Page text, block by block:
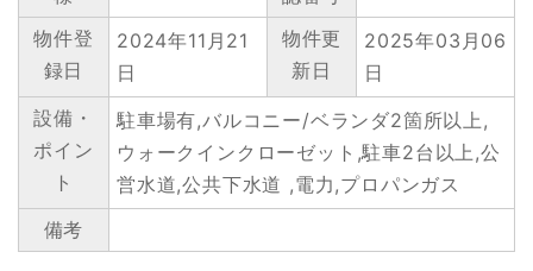
物件登
録日
2024年11月21
日
物件更
新日
2025年03月06
日
設備・
ポイン
ト
駐車場有,バルコニー/ベランダ2箇所以上,
ウォークインクローゼット,駐車2台以上,公
営水道,公共下水道 ,電力,プロパンガス
備考